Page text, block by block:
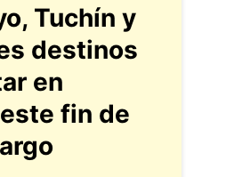
Tuchín y
destinos
en
fin de